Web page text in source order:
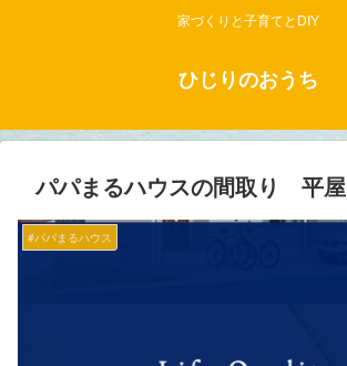
家づくりと子育てとDIY
ひじりのおうち
パパまるハウスの間取り 平屋
#パパまるハウス